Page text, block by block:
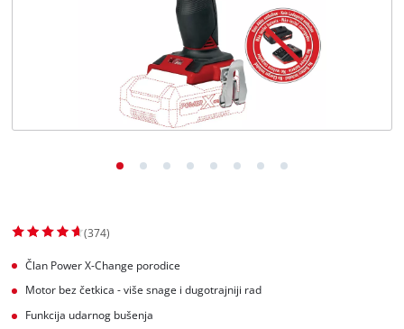
(374)
Član Power X-Change porodice
Motor bez četkica - više snage i dugotrajniji rad
Funkcija udarnog bušenja